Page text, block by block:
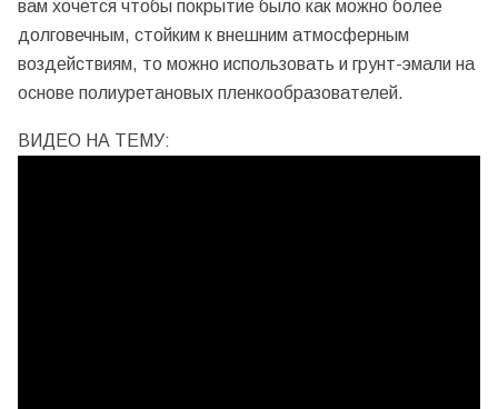
вам хочется чтобы покрытие было как можно более
долговечным, стойким к внешним атмосферным
воздействиям, то можно использовать и грунт-эмали на
основе полиуретановых пленкообразователей.
ВИДЕО НА ТЕМУ: